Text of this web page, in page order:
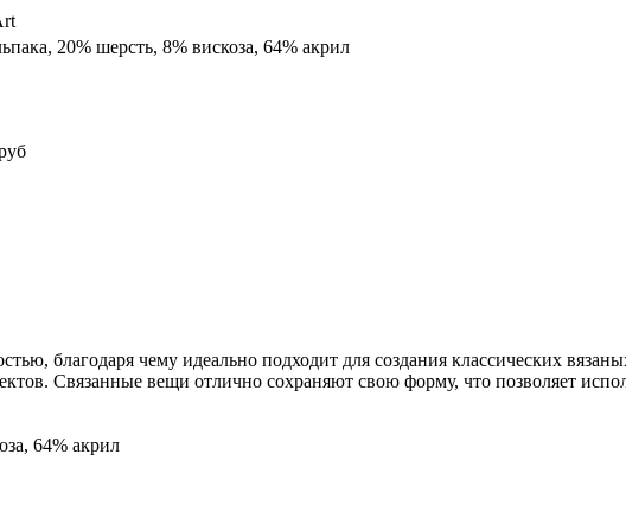
20% шерсть, 8% вискоза, 64% акрил
благодаря чему идеально подходит для создания классических
Связанные вещи отлично сохраняют свою форму, что позволяет
64% акрил